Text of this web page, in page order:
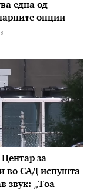
една од
опции
за
во САД испушта
звук: „Тоа